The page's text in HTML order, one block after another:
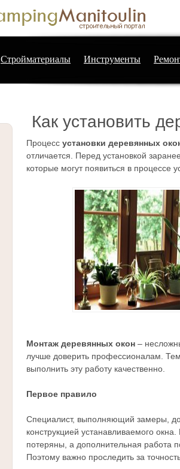
Стройматериалы Инструменты
Как установить
Процесс установки деревянных
отличается. Перед установкой
которые могут появиться в процессе
Монтаж деревянных окон –
лучше доверить профессионалам.
выполнить эту работу качественно.
Первое правило
Специалист, выполняющий замеры,
конструкцией устанавливаемого
потеряны, а дополнительная работа
Поэтому важно проследить за